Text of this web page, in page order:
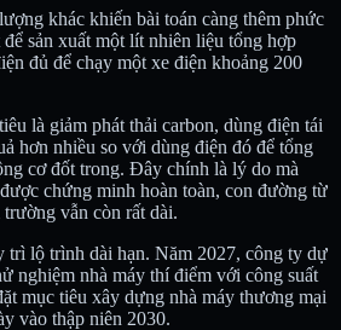
khác khiến bài toán càng thêm phức
sản xuất một lít nhiên liệu tổng hợp
đủ để chạy một xe điện khoảng 200
là giảm phát thải carbon, dùng điện tái
hơn nhiều so với dùng điện đó để tổng
cơ đốt trong. Đây chính là lý do mà
chứng minh hoàn toàn, con đường từ
vẫn còn rất dài.
trì lộ trình dài hạn. Năm 2027, công ty dự
nghiệm nhà máy thí điểm với công suất
mục tiêu xây dựng nhà máy thương mại
vào thập niên 2030.